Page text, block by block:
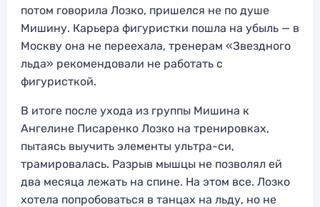
потом говорила Лозко, пришелся не по душе
Мишину. Карьера фигуристки пошла на убыль — в
Москву она не переехала, тренерам «Звездного
льда» рекомендовали не работать с
фигуристкой.
В итоге после ухода из группы Мишина к
Ангелине Писаренко Лозко на тренировках,
пытаясь выучить элементы ультра-си,
трамировалась. Разрыв мышцы не позволял ей
два месяца лежать на спине. На этом все. Лозко
хотела попробоваться в танцах на льду, но не